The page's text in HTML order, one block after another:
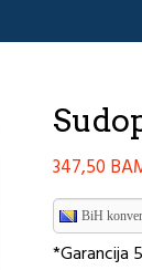
347,50
BiH
*Garancija